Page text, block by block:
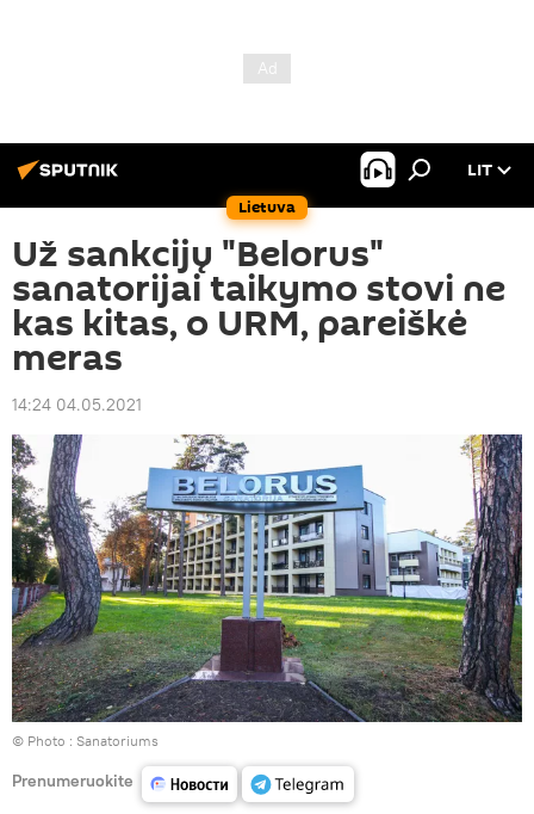
Lietuva
LIT
Už sankcijų "Belorus"
sanatorijai taikymo stovi ne
kas kitas, o URM, pareiškė
meras
14:24 04.05.2021
© Photo : Sanatoriums
Prenumeruokite